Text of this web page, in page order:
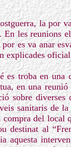
la por
les reunions
es va anar
explicades
es troba en una
en una
sobre
sanitaris de
del local
destinat al
aquesta